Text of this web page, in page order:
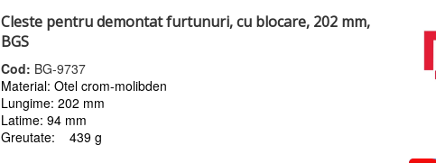
Cleste pentru demontat furtunuri, cu blocare, 202 mm,
BGS
Cod: BG-9737
Material: Otel crom-molibden
Lungime: 202 mm
Latime: 94 mm
Greutate: 439 g